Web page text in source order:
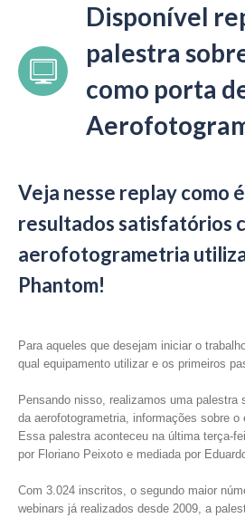
Disponível
palestra
como porta
Veja nesse replay como
resultados satisfatórios
aerofotogrametria
Phantom!
Para aqueles que desejam iniciar o
qual equipamento utilizar e os primeiros
Pensando nisso, realizamos uma palestra
da aerofotogrametria, informações sobre
Essa palestra aconteceu na última terça-
por Floriano Peixoto e mediada por
Com 3.024 inscritos, o segundo maior
webinars já realizados desde 2009, a